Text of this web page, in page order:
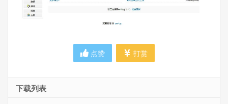
点赞 打赏
下载列表